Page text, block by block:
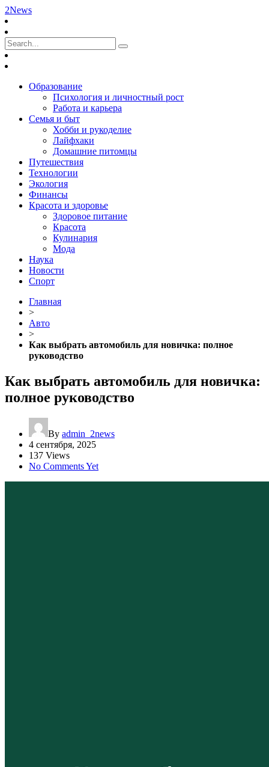
2News
Образование
Психология и личностный рост
Работа и карьера
Семья и быт
Хобби и рукоделие
Лайфхаки
Домашние питомцы
Путешествия
Технологии
Экология
Финансы
Красота и здоровье
Здоровое питание
Красота
Кулинария
Мода
Наука
Новости
Спорт
Главная
>
Авто
>
Как выбрать автомобиль для новичка: полное
руководство
Как выбрать автомобиль для новичка:
полное руководство
By admin_2news
4 сентября, 2025
137 Views
No Comments Yet